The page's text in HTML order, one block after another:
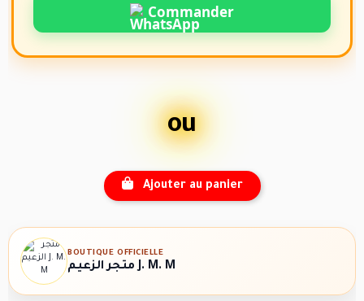
Commander
ou
Ajouter au panier
BOUTIQUE OFFICIELLE
متجر الزعيم J. M. M